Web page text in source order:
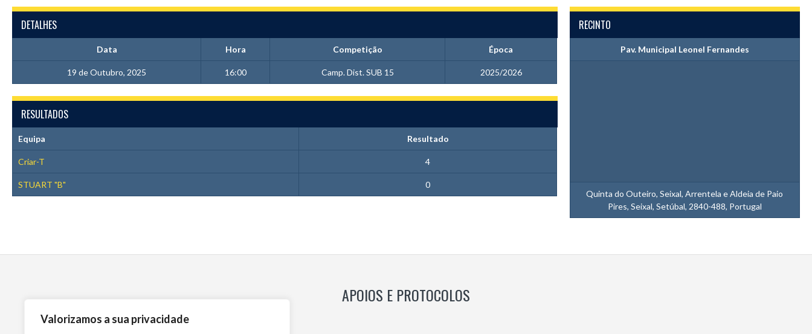
Valorizamos a sua privacidade
DETALHES
Data Hora Competição Época
19 de Outubro, 2025 16:00 Camp. Dist. SUB 15 2025/2026
RECINTO
Pav. Municipal Leonel Fernandes
Quinta do Outeiro, Seixal, Arrentela e Aldeia de Paio
Pires, Seixal, Setúbal, 2840-488, Portugal
RESULTADOS
Equipa Resultado
Criar-T 4
STUART "B" 0
APOIOS E PROTOCOLOS